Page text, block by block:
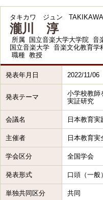
タキカワ ジュン
瀧川 淳
所属
国立音楽大学大学院 音
国立音楽大学 音楽文化教育学
職種 教授
発表年月日 2022/11/06
発表テーマ
小学校教師
実証研究
会議名 日本教育実
主催者 日本教育実
学会区分 全国学会
発表形式 口頭（一般）
単独共同区分 共同